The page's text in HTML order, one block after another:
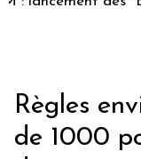
Règles
de 1000